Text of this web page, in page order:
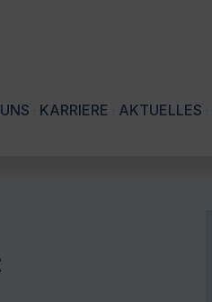
KARRIERE AKTUELLES